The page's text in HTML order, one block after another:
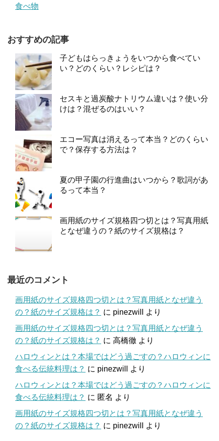
食べ物
おすすめの記事
子どもはらっきょうをいつから食べてい
い？どのくらい？レシピは？
セスキと過炭酸ナトリウム違いは？使い分
けは？混ぜるのはいい？
エコー写真は消えるって本当？どのくらい
で？保存する方法は？
夏の甲子園の行進曲はいつから？歌詞があ
るって本当？
画用紙のサイズ規格四つ切とは？写真用紙
となぜ違うの？紙のサイズ規格は？
最近のコメント
画用紙のサイズ規格四つ切とは？写真用紙となぜ違う
の？紙のサイズ規格は？ に pinezwill
より
画用紙のサイズ規格四つ切とは？写真用紙となぜ違う
の？紙のサイズ規格は？ に 高橋徹 より
ハロウィンとは？本場ではどう過ごすの？ハロウィンに
食べる伝統料理は？ に pinezwill
より
ハロウィンとは？本場ではどう過ごすの？ハロウィンに
食べる伝統料理は？ に 匿名 より
画用紙のサイズ規格四つ切とは？写真用紙となぜ違う
の？紙のサイズ規格は？ に pinezwill より